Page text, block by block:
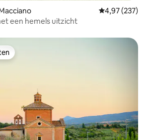
Gemiddelde
4,97 (237)
een hemels uitzicht